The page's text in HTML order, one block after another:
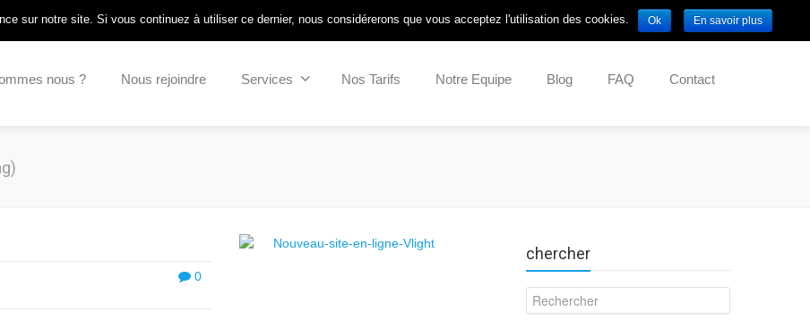
/ Connexion intranet / Pointeuse SSIAD
nous ? Nous rejoindre Services Nos Tarifs Notre Equipe Blog FAQ Contact
0
chercher
sur notre site. Si vous continuez à utiliser ce dernier, nous considérerons que vous acceptez l'utilisation des cookies. Ok En savoir plus